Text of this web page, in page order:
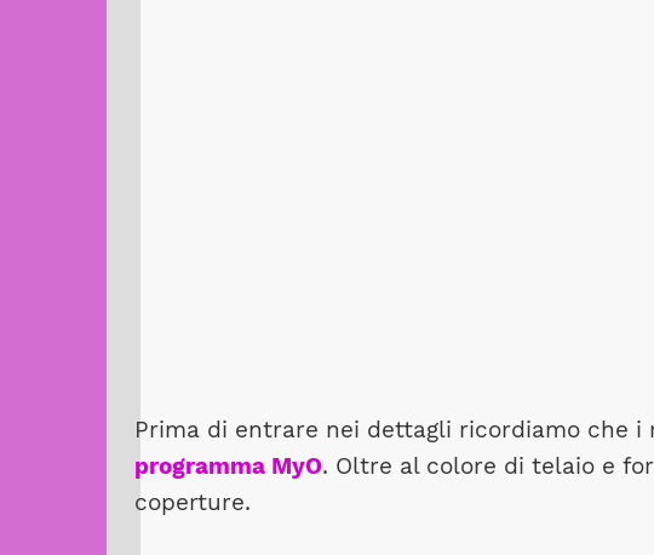
Prima di entrare nei dettagli ricordiamo che i
programma MyO. Oltre al colore di telaio e
coperture.